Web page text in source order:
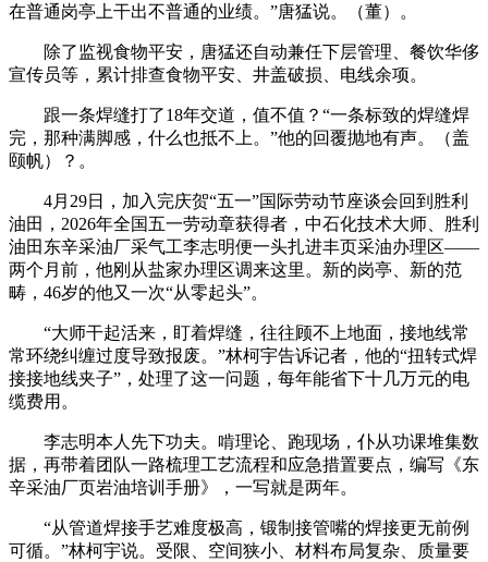
在普通岗亭上干出不普通的业绩。”唐猛说。（董）。
除了监视食物平安，唐猛还自动兼任下层管理、餐饮华侈
宣传员等，累计排查食物平安、井盖破损、电线余项。
跟一条焊缝打了18年交道，值不值？“一条标致的焊缝焊
完，那种满脚感，什么也抵不上。”他的回覆抛地有声。（盖
颐帆）？。
4月29日，加入完庆贺“五一”国际劳动节座谈会回到胜利
油田，2026年全国五一劳动章获得者，中石化技术大师、胜利
油田东辛采油厂采气工李志明便一头扎进丰页采油办理区——
两个月前，他刚从盐家办理区调来这里。新的岗亭、新的范
畴，46岁的他又一次“从零起头”。
“大师干起活来，盯着焊缝，往往顾不上地面，接地线常
常环绕纠缠过度导致报废。”林柯宇告诉记者，他的“扭转式焊
接接地线夹子”，处理了这一问题，每年能省下十几万元的电
缆费用。
李志明本人先下功夫。啃理论、跑现场，仆从功课堆集数
据，再带着团队一路梳理工艺流程和应急措置要点，编写《东
辛采油厂页岩油培训手册》，一写就是两年。
“从管道焊接手艺难度极高，锻制接管嘴的焊接更无前例
可循。”林柯宇说。受限、空间狭小、材料布局复杂、质量要